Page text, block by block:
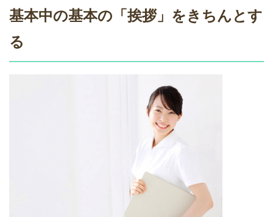
基本中の基本の「挨拶」をきちんとす
る